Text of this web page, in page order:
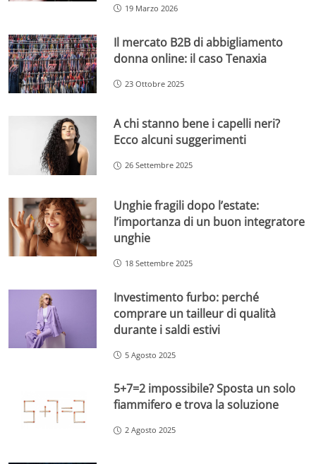
19 Marzo 2026
Il mercato B2B di abbigliamento
donna online: il caso Tenaxia
23 Ottobre 2025
A chi stanno bene i capelli neri?
Ecco alcuni suggerimenti
26 Settembre 2025
Unghie fragili dopo l’estate:
l’importanza di un buon integratore
unghie
18 Settembre 2025
Investimento furbo: perché
comprare un tailleur di qualità
durante i saldi estivi
5 Agosto 2025
5+7=2 impossibile? Sposta un solo
fiammifero e trova la soluzione
2 Agosto 2025